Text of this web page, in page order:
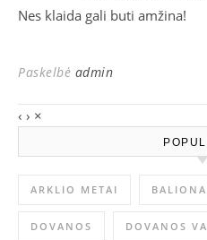
Nes klaida gali buti amžina!
Paskelbė admin
‹ › ×
ARKLIO METAI
DOVANOS DOVANOS